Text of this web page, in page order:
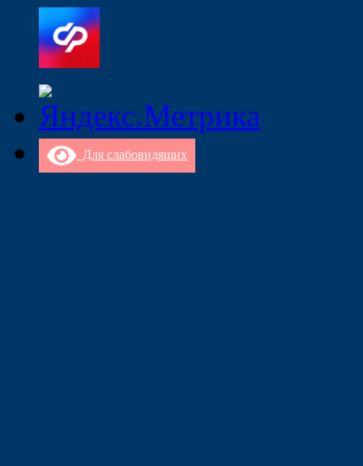
Для слабовидящих